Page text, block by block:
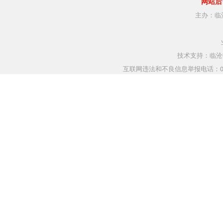
主办：
技术支持：临
互联网违法和不良信息举报电话